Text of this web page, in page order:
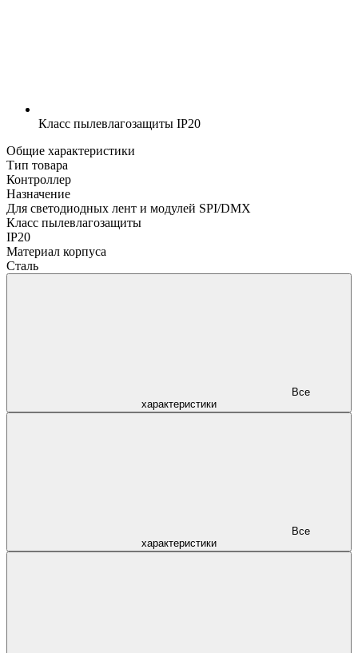
Класс пылевлагозащиты IP20
Общие характеристики
Тип товара
Контроллер
Назначение
Для светодиодных лент и модулей SPI/DMX
Класс пылевлагозащиты
IP20
Материал корпуса
Сталь
характеристики
характеристики